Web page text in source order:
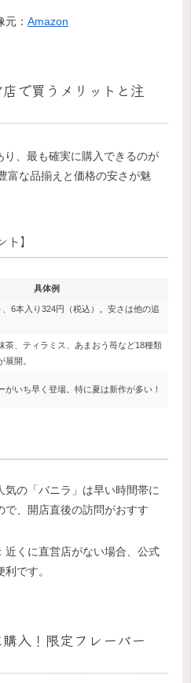
元： Amazon
で買うメリットと注
、最も確実に購入できるのが
富な品揃えと価格の安さが魅
】
具体例
6本入り324円（税込）。安さは他の追
茶、ティラミス、あまおう苺など18種類
展開。
がいち早く登場。特に夏は新作が多い！
気の「バニラ」は早い時間帯に
で、開店直後の訪問がおすす
近くに直営店がない場合、公式
です。
入！限定フレーバー